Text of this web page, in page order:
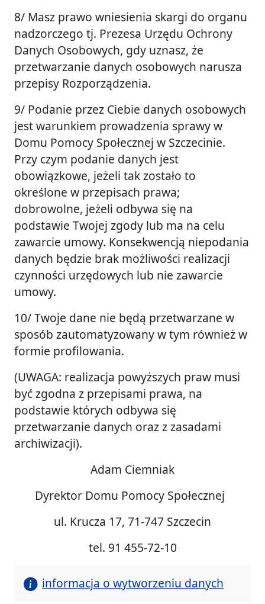
8/ Masz prawo wniesienia skargi do organu
nadzorczego tj. Prezesa Urzędu Ochrony
Danych Osobowych, gdy uznasz, że
przetwarzanie danych osobowych narusza
przepisy Rozporządzenia.
9/ Podanie przez Ciebie danych osobowych
jest warunkiem prowadzenia sprawy w
Domu Pomocy Społecznej w Szczecinie.
Przy czym podanie danych jest
obowiązkowe, jeżeli tak zostało to
określone w przepisach prawa;
dobrowolne, jeżeli odbywa się na
podstawie Twojej zgody lub ma na celu
zawarcie umowy. Konsekwencją niepodania
danych będzie brak możliwości realizacji
czynności urzędowych lub nie zawarcie
umowy.
10/ Twoje dane nie będą przetwarzane w
sposób zautomatyzowany w tym również w
formie profilowania.
(UWAGA: realizacja powyższych praw musi
być zgodna z przepisami prawa, na
podstawie których odbywa się
przetwarzanie danych oraz z zasadami
archiwizacji).
Adam Ciemniak
Dyrektor Domu Pomocy Społecznej
ul. Krucza 17, 71-747 Szczecin
tel. 91 455-72-10
informacja o wytworzeniu danych